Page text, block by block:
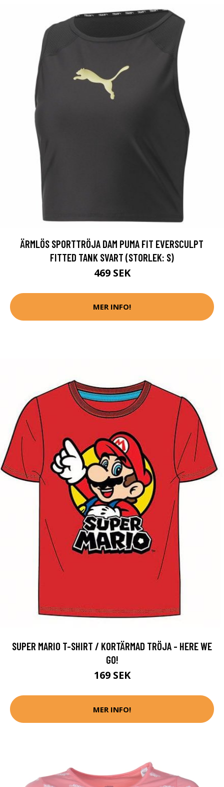
ÄRMLÖS SPORTTRÖJA DAM PUMA FIT EVERSCULPT
FITTED TANK SVART (STORLEK: S)
469 SEK
MER INFO!
SUPER MARIO T-SHIRT / KORTÄRMAD TRÖJA - HERE WE
GO!
169 SEK
MER INFO!